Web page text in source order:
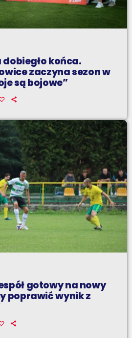
końca.
zaczyna sezon w
są bojowe”
gotowy na nowy
poprawić wynik z